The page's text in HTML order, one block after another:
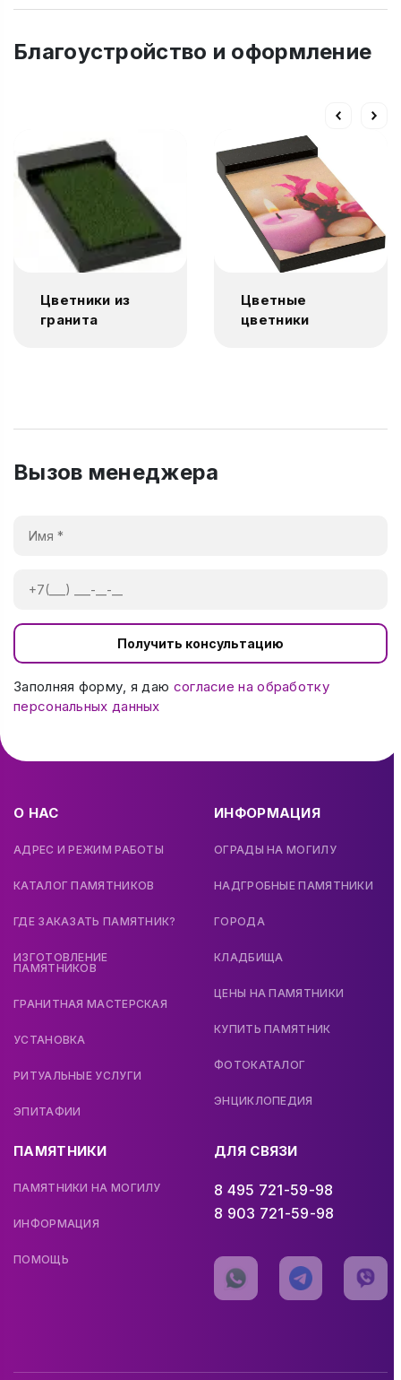
Благоустройство и оформление
Цветники из
гранита
Цветные
цветники
Вызов менеджера
Получить консультацию
Заполняя форму, я даю согласие на обработку
персональных данных
О НАС
АДРЕС И РЕЖИМ РАБОТЫ
КАТАЛОГ ПАМЯТНИКОВ
ГДЕ ЗАКАЗАТЬ ПАМЯТНИК?
ИЗГОТОВЛЕНИЕ
ПАМЯТНИКОВ
ГРАНИТНАЯ МАСТЕРСКАЯ
УСТАНОВКА
РИТУАЛЬНЫЕ УСЛУГИ
ЭПИТАФИИ
ИНФОРМАЦИЯ
ОГРАДЫ НА МОГИЛУ
НАДГРОБНЫЕ ПАМЯТНИКИ
ГОРОДА
КЛАДБИЩА
ЦЕНЫ НА ПАМЯТНИКИ
КУПИТЬ ПАМЯТНИК
ФОТОКАТАЛОГ
ЭНЦИКЛОПЕДИЯ
ПАМЯТНИКИ
ПАМЯТНИКИ НА МОГИЛУ
ИНФОРМАЦИЯ
ПОМОЩЬ
ДЛЯ СВЯЗИ
8 495 721-59-98
8 903 721-59-98